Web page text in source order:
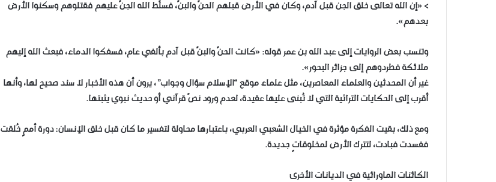
> «إن الله تعالى خلق الجن قبل آدم، وكان في الأرض قبلهم الحنّ والبنّ، فسلّط الله الجنّ عليهم فقتلوهم وسكنوا الأرض
بعدهم».
وتنسب بعض الروايات إلى عبد الله بن عمر قوله: «كانت الحنّ والبنّ قبل آدم بألفي عام، فسفكوا الدماء، فبعث الله إليهم
ملائكة فطردوهم إلى جزائر البحور».
غير أن المحدثين والعلماء المعاصرين، مثل علماء موقع “الإسلام سؤال وجواب”، يرون أن هذه الأخبار لا سند صحيح لها، وأنها
أقرب إلى الحكايات التراثية التي لا تُبنى عليها عقيدة، لعدم ورود نصّ قرآني أو حديث نبوي يثبتها.
ومع ذلك، بقيت الفكرة مؤثرة في الخيال الشعبي العربي، باعتبارها محاولة لتفسير ما كان قبل خلق الإنسان: دورة أممٍ خُلقت
ففسدت فبادت، لتترك الأرض لمخلوقاتٍ جديدة.
الكائنات الماورائية في الديانات الأخرى